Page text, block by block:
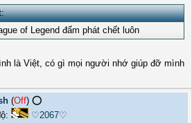
of Legend đấm phát chết luôn
là Việt, có gì mọi người nhớ giúp đỡ mình
(Off) ⭕️
♡2067♡